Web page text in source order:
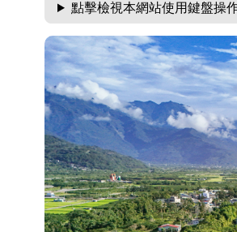
點擊檢視本網站使用鍵盤操